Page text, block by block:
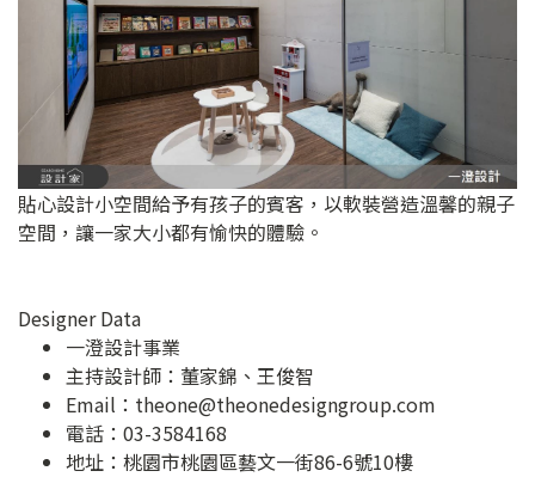
貼心設計小空間給予有孩子的賓客，以軟裝營造溫馨的親子
空間，讓一家大小都有愉快的體驗。
Designer Data
一澄設計事業
主持設計師：董家錦、王俊智
Email： theone@theonedesigngroup.com
電話：03-3584168
地址： 桃園市桃園區藝文一街86-6號10樓